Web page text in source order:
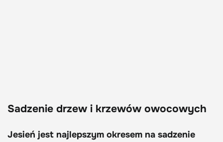
Sadzenie drzew i krzewów owocowych
Jesień jest najlepszym okresem na sadzenie